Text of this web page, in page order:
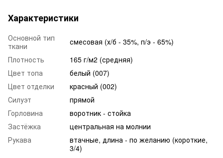
Характеристики
Основной тип
ткани
смесовая (х/б - 35%, п/э - 65%)
Плотность
165 г/м2 (средняя)
Цвет топа
белый (007)
Цвет отделки
красный (002)
Силуэт
прямой
Горловина
воротник - стойка
Застёжка
центральная на молнии
Рукава
втачные, длина - по желанию (короткие,
3/4)